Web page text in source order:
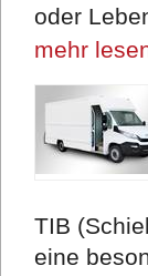
oder
mehr
TIB
eine